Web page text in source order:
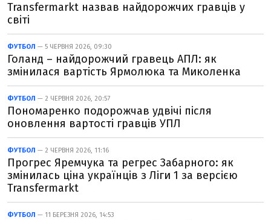
Transfermarkt назвав найдорожчих гравців у
світі
ФУТБОЛ — 5 ЧЕРВНЯ 2026, 09:30
Голанд – найдорожчий гравець АПЛ: як
змінилася вартість Ярмолюка та Миколенка
ФУТБОЛ — 2 ЧЕРВНЯ 2026, 20:57
Пономаренко подорожчав удвічі після
оновлення вартості гравців УПЛ
ФУТБОЛ — 2 ЧЕРВНЯ 2026, 11:16
Прогрес Яремчука та регрес Забарного: як
змінилась ціна українців з Ліги 1 за версією
Transfermarkt
ФУТБОЛ — 11 БЕРЕЗНЯ 2026, 14:53